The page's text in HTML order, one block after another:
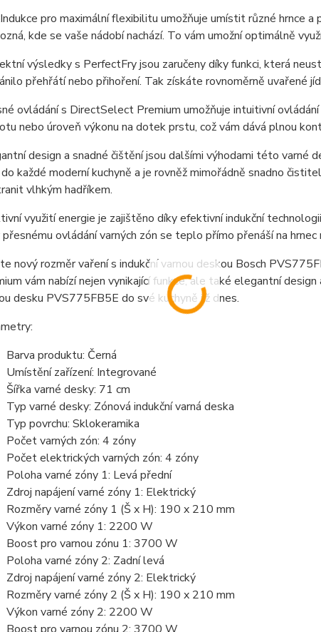
pro maximální flexibilitu umožňuje umístit různé hrnce
kde se vaše nádobí nachází. To vám umožní optimálně
výsledky s PerfectFry jsou zaručeny díky funkci, která
přehřátí nebo přihoření. Tak získáte rovnoměrně uvařené
ovládání s DirectSelect Premium umožňuje intuitivní
nebo úroveň výkonu na dotek prstu, což vám dává plnou
design a snadné čištění jsou dalšími výhodami této varné
každé moderní kuchyně a je rovněž mimořádně snadno
vlhkým hadříkem.
využití energie je zajištěno díky efektivní indukční
přesnému ovládání varných zón se teplo přímo přenáší na
nový rozměr vaření s indukční varnou deskou Bosch
vám nabízí nejen vynikající funkce, ale také elegantní
desku PVS775FB5E do své kuchyně již dnes.
Barva produktu: Černá
Umístění zařízení: Integrované
Šířka varné desky: 71 cm
Typ varné desky: Zónová indukční varná deska
Typ povrchu: Sklokeramika
Počet varných zón: 4 zóny
Počet elektrických varných zón: 4 zóny
Poloha varné zóny 1: Levá přední
Zdroj napájení varné zóny 1: Elektrický
Rozměry varné zóny 1 (Š x H): 190 x 210 mm
Výkon varné zóny 1: 2200 W
Boost pro varnou zónu 1: 3700 W
Poloha varné zóny 2: Zadní levá
Zdroj napájení varné zóny 2: Elektrický
Rozměry varné zóny 2 (Š x H): 190 x 210 mm
Výkon varné zóny 2: 2200 W